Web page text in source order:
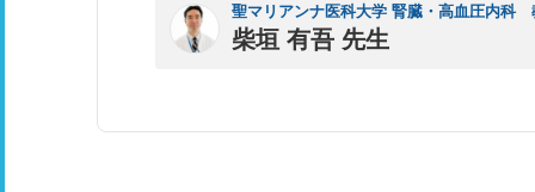
聖マリアンナ医科大学 腎臓・高血圧内科
柴垣 有吾 先生